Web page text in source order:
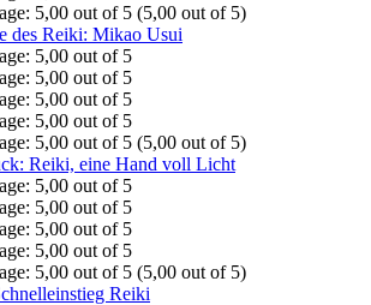
(5,00 out of 5)
des Reiki: Mikao Usui
(5,00 out of 5)
Reiki, eine Hand voll Licht
(5,00 out of 5)
Reiki